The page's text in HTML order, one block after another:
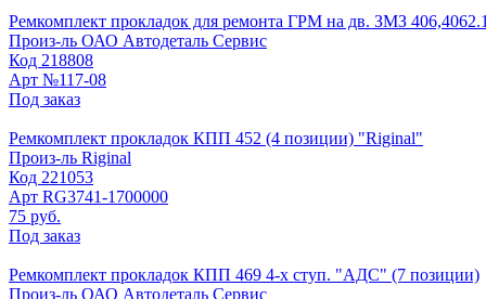
Ремкомплект прокладок для ремонта ГРМ на дв. ЗМЗ
Произ-ль ОАО Автодеталь Сервис
Код 218808
Арт №117-08
Под заказ
Ремкомплект прокладок КПП 452 (4 позиции) "Riginal"
Произ-ль Riginal
Код 221053
Арт RG3741-1700000
75 руб.
Под заказ
Ремкомплект прокладок КПП 469 4-х ступ. "АДС" (7 позиции)
Произ-ль ОАО Автодеталь Сервис